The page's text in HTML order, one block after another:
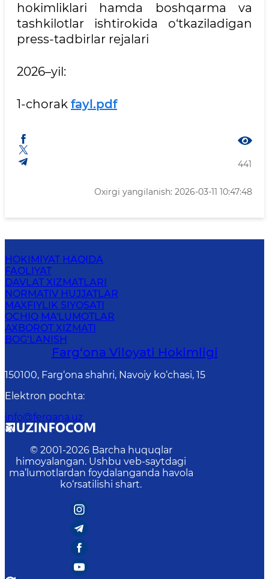
hokimliklari hamda boshqarma va
tashkilotlar ishtirokida o‘tkaziladigan
press-tadbirlar rejalari
2026–yil:
1-chorak fayl.pdf
441
Oxirgi yangilanish: 2026-03-11 10:47:48
HOKIMIYAT HAQIDA
FAOLIYAT
DAVLAT XIZMATLARI
NORMATIV HUJJATLAR
MAXFIYLIK SIYOSATI
OCHIQ MA'LUMOTLAR
AXBOROT XIZMATI
BOG‘LANISH
Farg‘оnа Vilоyati Hоkimligi
150100, Fаrg‘оnа shаhri, Nаvоiy ko‘chаsi, 15
Elektron pochta:
info@fergana.uz
© 2001-2026 Barcha huquqlar
himoyalangan. Ushbu veb-saytdagi
ma’lumotlardan foydalanganda havola
ko‘rsatilishi shart.